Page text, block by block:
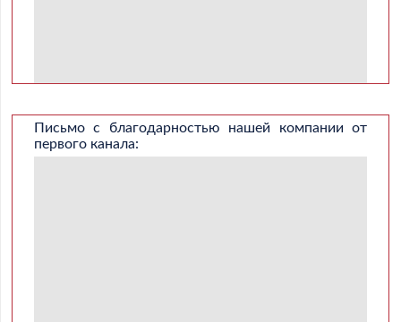
Письмо с благодарностью нашей компании от
первого канала: